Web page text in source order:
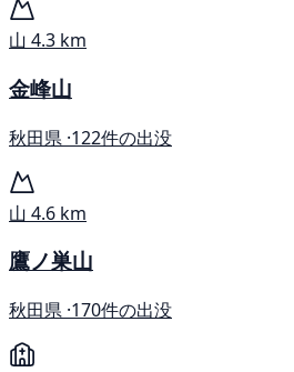
山 4.3 km
金峰山
秋田県 ·122件の出没
山 4.6 km
鷹ノ巣山
秋田県 ·170件の出没